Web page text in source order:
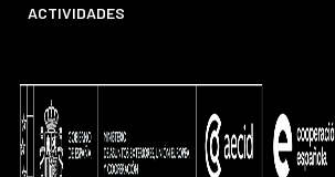
ACTIVIDADES